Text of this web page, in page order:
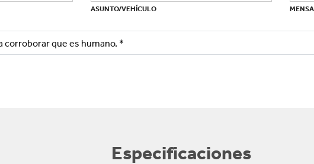
ASUNTO/VEHÍCULO
corroborar que es humano. *
Especificaciones